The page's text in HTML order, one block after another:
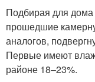
Подбирая для дома
прошедшие
аналогов,
Первые имеют
районе 18–23%.